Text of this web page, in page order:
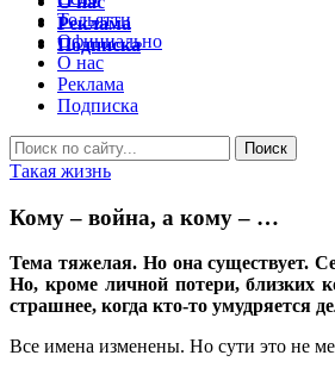
Тольятти
Официально
О нас
Реклама
Подписка
Такая жизнь
Кому – война, а кому – …
Тема тяжелая. Но она существует.
Но, кроме личной потери, близких
страшнее, когда кто-то умудряется
Все имена изменены. Но сути это не
Реклама
Подписка